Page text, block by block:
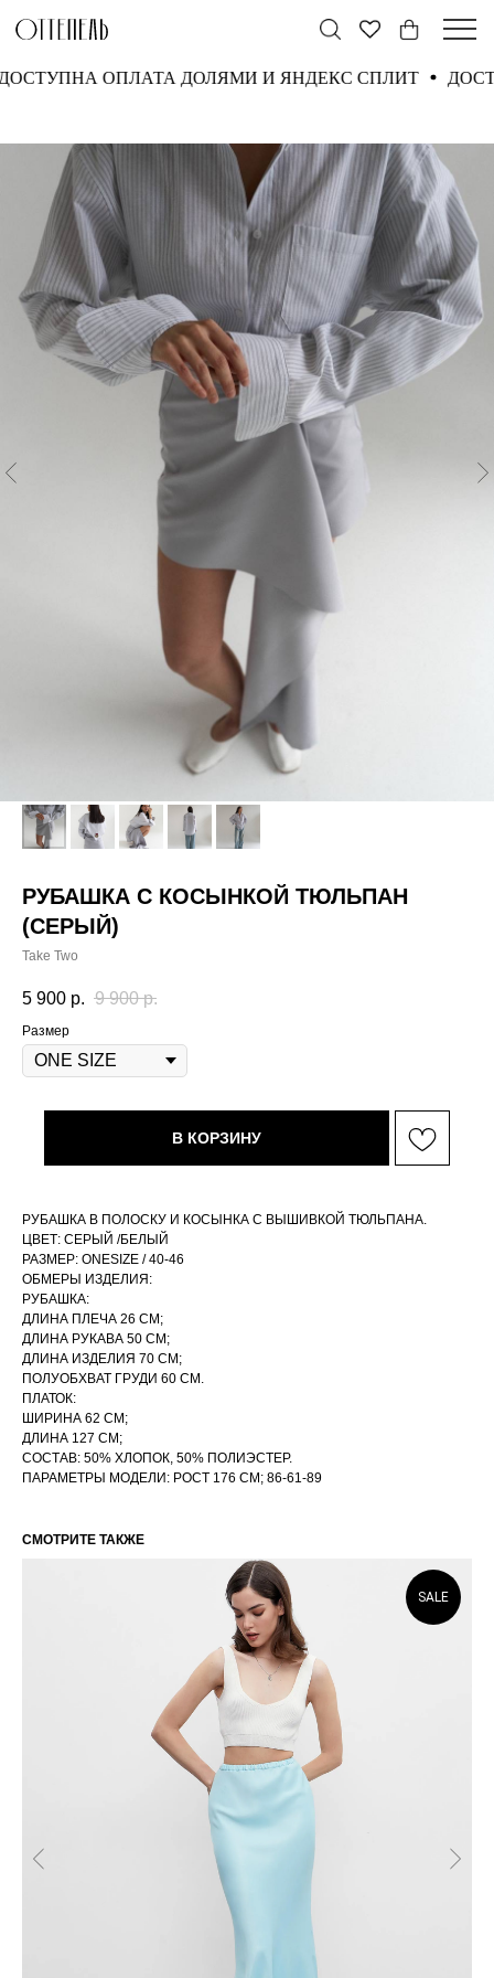
ДОСТУПНА ОПЛАТА ДОЛЯМИ И ЯНДЕКС СПЛИТ
РУБАШКА С КОСЫНКОЙ ТЮЛЬПАН
(СЕРЫЙ)
Take Two
5 900 р. 9 900 р.
Размер
В КОРЗИНУ
РУБАШКА В ПОЛОСКУ И КОСЫНКА С ВЫШИВКОЙ ТЮЛЬПАНА.
ЦВЕТ: СЕРЫЙ /БЕЛЫЙ
РАЗМЕР: ONESIZE / 40-46
ОБМЕРЫ ИЗДЕЛИЯ:
РУБАШКА:
ДЛИНА ПЛЕЧА 26 СМ;
ДЛИНА РУКАВА 50 СМ;
ДЛИНА ИЗДЕЛИЯ 70 СМ;
ПОЛУОБХВАТ ГРУДИ 60 СМ.
ПЛАТОК:
ШИРИНА 62 СМ;
ДЛИНА 127 СМ;
СОСТАВ: 50% ХЛОПОК, 50% ПОЛИЭСТЕР.
ПАРАМЕТРЫ МОДЕЛИ: РОСТ 176 СМ; 86-61-89
СМОТРИТЕ ТАКЖЕ
SALE
ПОЛИТИКА